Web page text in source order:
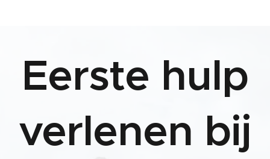
Eerste hulp
verlenen bij